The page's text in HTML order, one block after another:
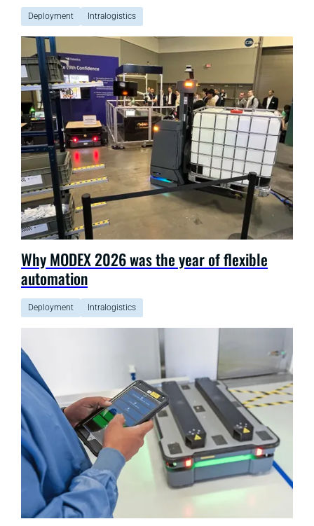
Deployment Intralogistics
Why MODEX 2026 was the year of flexible
automation
Deployment Intralogistics